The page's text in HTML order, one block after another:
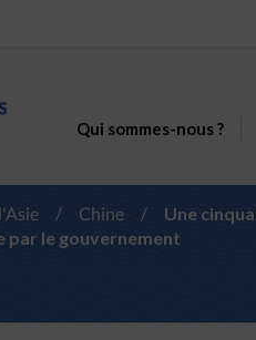
Qui sommes-nous ?
/ Chine /
Une
par le gouvernement